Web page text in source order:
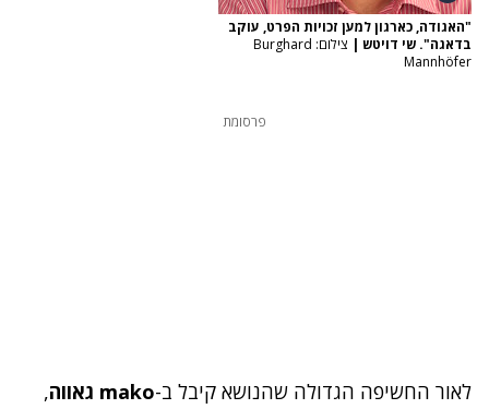
"האגודה, כארגון למען זכויות הפרט, עוקב
בדאגה". שי דויטש |
צילום: Burghard
Mannhöfer
פרסומת
לאור החשיפה הגדולה שהנושא קיבל ב-mako גאווה,